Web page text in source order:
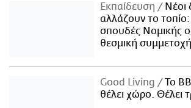
Εκπαίδευση
Νέοι
αλλάζουν το
σπουδές Νομικής
θεσμική συμμετοχή
Good Living
Το
θέλει χώρο. Θέλει